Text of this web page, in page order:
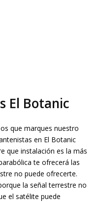
El Botanic
que marques nuestro
en El Botanic
que instalación es la más
te ofrecerá las
no puede ofrecerte.
la señal terrestre no
el satélite puede